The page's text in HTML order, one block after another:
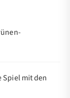
Spiel mit den